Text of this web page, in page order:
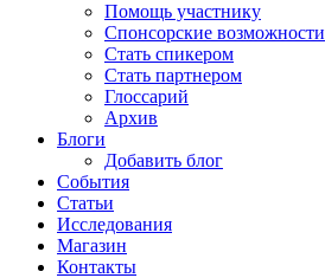
Помощь участнику
Спонсорские возможности
Стать спикером
Стать партнером
Глоссарий
Архив
Блоги
Добавить блог
События
Статьи
Исследования
Магазин
Контакты